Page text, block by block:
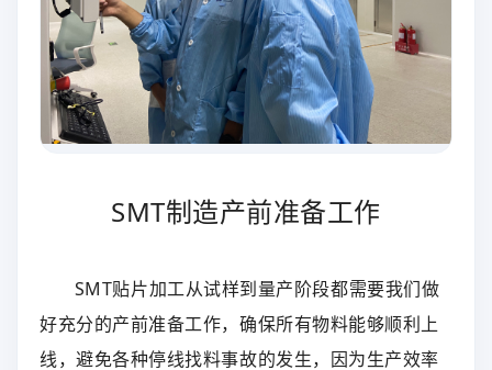
SMT制造产前准备工作
SMT贴片加工从试样到量产阶段都需要我们做
好充分的产前准备工作，确保所有物料能够顺利上
线，避免各种停线找料事故的发生，因为生产效率